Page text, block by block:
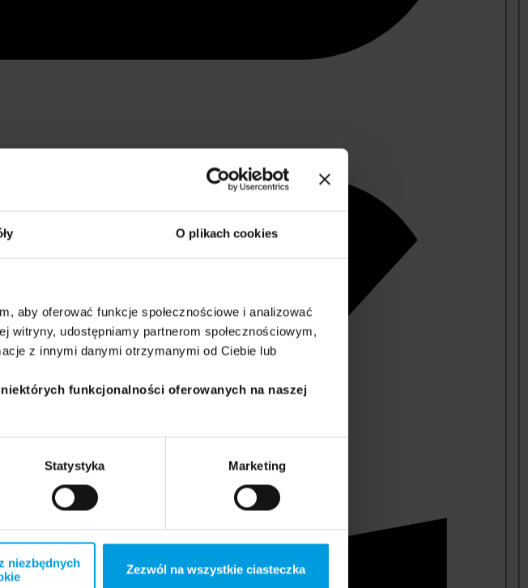
O plikach cookies
aby oferować funkcje społecznościowe i analizować
udostępniamy partnerom społecznościowym,
z innymi danymi otrzymanymi od Ciebie lub
funkcjonalności oferowanych na naszej
Statystyka Marketing
niezbędnych
Zezwól na wszystkie ciasteczka